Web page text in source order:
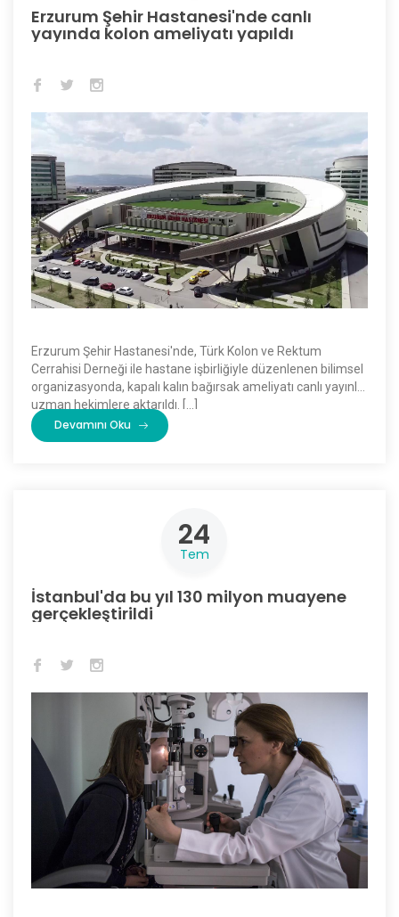
Erzurum Şehir Hastanesi'nde canlı
yayında kolon ameliyatı yapıldı
Erzurum Şehir Hastanesi'nde, Türk Kolon ve Rektum
Cerrahisi Derneği ile hastane işbirliğiyle düzenlenen bilimsel
organizasyonda, kapalı kalın bağırsak ameliyatı canlı yayınla
uzman hekimlere aktarıldı. […]
Devamını Oku
24
Tem
İstanbul'da bu yıl 130 milyon muayene
gerçekleştirildi